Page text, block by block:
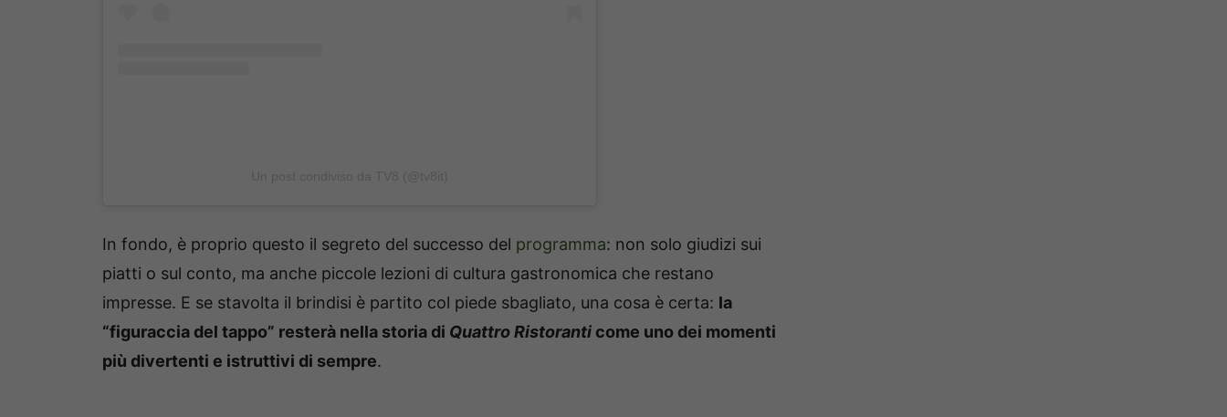
In fondo, è proprio questo il segreto del successo del programma: non solo giudizi sui
piatti o sul conto, ma anche piccole lezioni di cultura gastronomica che restano
impresse. E se stavolta il brindisi è partito col piede sbagliato, una cosa è certa: la
“figuraccia del tappo” resterà nella storia di Quattro Ristoranti come uno dei momenti
più divertenti e istruttivi di sempre.